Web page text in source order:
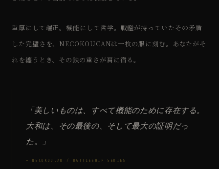
重厚にして端正。機能にして哲学。戦艦が持っていたその矛盾
した完璧さを、NECOKOUCANは一枚の服に刻む。あなたがそ
れを纏うとき、その鉄の重さが肩に宿る。
「美しいものは、すべて機能のために存在する。
大和は、その最後の、そして最大の証明だっ
た。」
— NECOKOUCAN / BATTLESHIP SERIES